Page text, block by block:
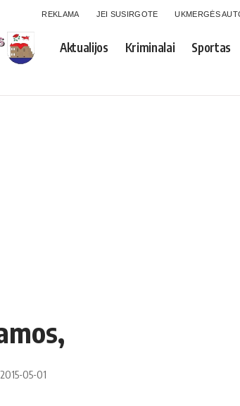
REKLAMA JEI SUSIRGOTE UKMERGĖS
Aktualijos Kriminalai Sportas
05-01